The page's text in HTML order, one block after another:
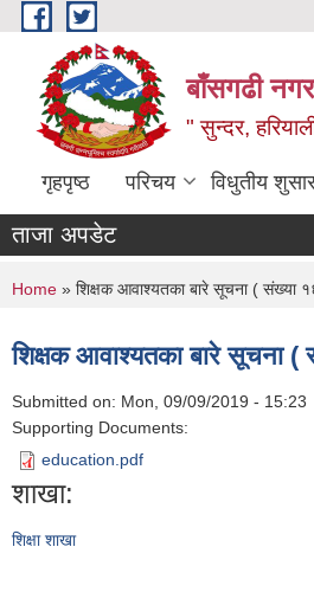
Skip to main content
बाँसगढी
" सुन्दर,
गृहपृष्ठ परिचय विधुतीय
ताजा अपडेट
You are here
Home » शिक्षक आवाश्यतका बारे सूचना ( स‌ंख्या
शिक्षक आवाश्यतका बारे सूचना
Submitted on: Mon, 09/09/2019 - 15:23
Supporting Documents:
education.pdf
शाखा:
शिक्षा शाखा